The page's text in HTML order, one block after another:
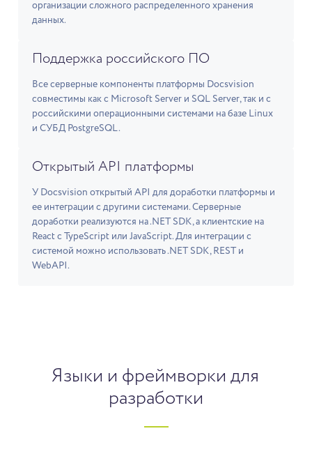
организации сложного распределенного хранения
данных.
Поддержка российского ПО
Все серверные компоненты платформы Docsvision
совместимы как с Microsoft Server и SQL Server, так и с
российскими операционными системами на базе Linux
и СУБД PostgreSQL.
Открытый API платформы
У Docsvision открытый API для доработки платформы и
ее интеграции с другими системами. Серверные
доработки реализуются на .NET SDK, а клиентские на
React с TypeScript или JavaScript. Для интеграции с
системой можно использовать .NET SDK, REST и
WebAPI.
Языки и фреймворки для
разработки